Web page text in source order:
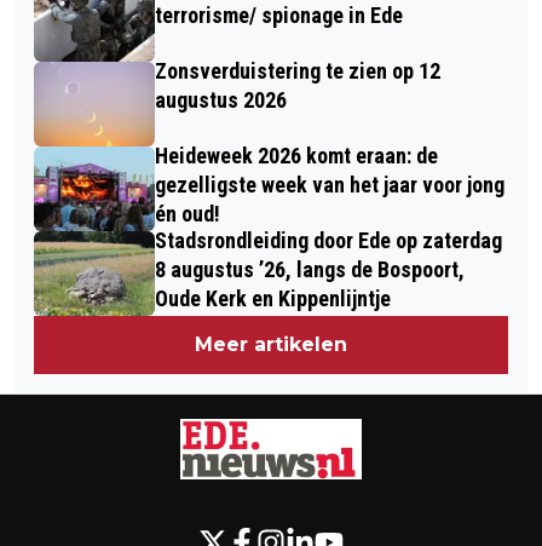
terrorisme/ spionage in Ede
Zonsverduistering te zien op 12
augustus 2026
Heideweek 2026 komt eraan: de
gezelligste week van het jaar voor jong
én oud!
Stadsrondleiding door Ede op zaterdag
8 augustus ’26, langs de Bospoort,
Oude Kerk en Kippenlijntje
Meer artikelen